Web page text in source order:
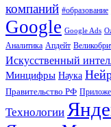
компаний #образование
Google Google Ads
Аналитика Апдейт
Искусственный
Минцифры Наука
Правительство РФ
Технологии